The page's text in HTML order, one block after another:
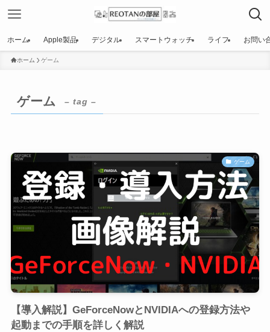
ホーム Apple製品 デジタル スマートウォッチ ライフ お問い
ホーム ゲーム
ゲーム – tag –
ゲーム
【導入解説】GeForceNowとNVIDIAへの登録方法や
起動までの手順を詳しく解説